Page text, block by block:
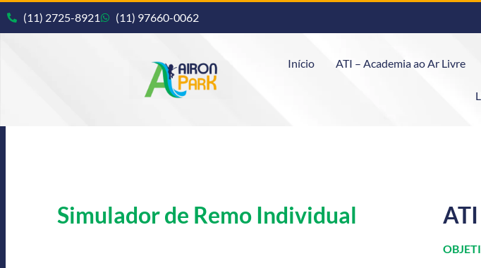
(11) 2725-8921 (11) 97660-0062
Início ATI – Academia ao Ar Livre
Simulador de Remo Individual